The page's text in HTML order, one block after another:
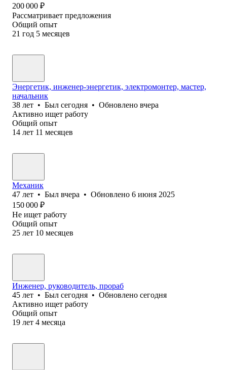
200 000 ₽
Рассматривает предложения
Общий опыт
21 год 5 месяцев
Энергетик, инженер-энергетик, электромонтер, мастер,
начальник
38 лет • Был сегодня • Обновлено вчера
Активно ищет работу
Общий опыт
14 лет 11 месяцев
Механик
47 лет • Был вчера • Обновлено 6 июня 2025
150 000 ₽
Не ищет работу
Общий опыт
25 лет 10 месяцев
Инженер, руководитель, прораб
45 лет • Был сегодня • Обновлено сегодня
Активно ищет работу
Общий опыт
19 лет 4 месяца